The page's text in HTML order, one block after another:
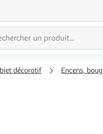
décoratif Encens,